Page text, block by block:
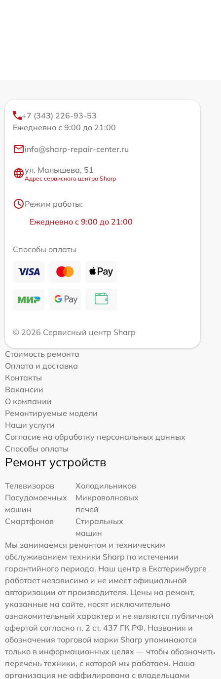
+7 (343) 226-93-53
Ежедневно с 9:00 до 21:00
info@sharp-repair-center.ru
ул. Малышева, 51
Адрес сервисного центра Sharp
Режим работы:
Ежедневно с 9:00 до 21:00
Способы оплаты
© 2026 Сервисный центр Sharp
Стоимость ремонта
Оплата и доставка
Контакты
Вакансии
О компании
Ремонтируемые модели
Наши услуги
Согласие на обработку персональных данных
Способы оплаты
Ремонт устройств
Телевизоров
Холодильников
Посудомоечных
машин
Микроволновых
печей
Смартфонов
Стиральных
машин
Мы занимаемся ремонтом и техническим
обслуживанием техники Sharp по истечении
гарантийного периода. Наш центр в Екатеринбурге
работает независимо и не имеет официальной
авторизации от производителя. Цены на ремонт,
указанные на сайте, носят исключительно
ознакомительный характер и не являются публичной
офертой согласно п. 2 ст. 437 ГК РФ. Названия и
обозначения торговой марки Sharp упоминаются
только в информационных целях — чтобы обозначить
перечень техники, с которой мы работаем. Наша
организация не аффилирована с владельцами